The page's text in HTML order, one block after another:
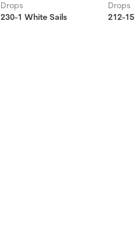
Drops
230-1 White Sails
Drops
212-